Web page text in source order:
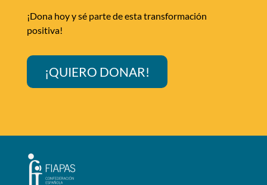
¡Dona hoy y sé parte de esta transformación
positiva!
¡QUIERO DONAR!